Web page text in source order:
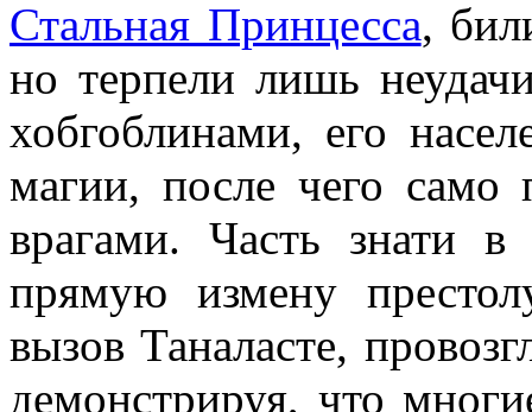
Стальная Принцесса,
но терпели лишь
хобгоблинами, его
магии, после чего само
врагами. Часть знати
прямую измену
вызов Таналасте,
демонстрируя, что